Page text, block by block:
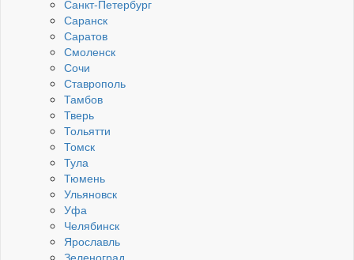
Санкт-Петербург
Саранск
Саратов
Смоленск
Сочи
Ставрополь
Тамбов
Тверь
Тольятти
Томск
Тула
Тюмень
Ульяновск
Уфа
Челябинск
Ярославль
Зеленоград